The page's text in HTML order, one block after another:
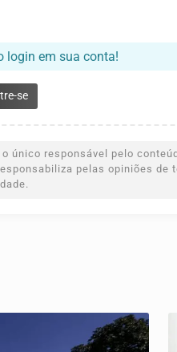
login em sua conta!
se
único responsável pelo
pelas opiniões de